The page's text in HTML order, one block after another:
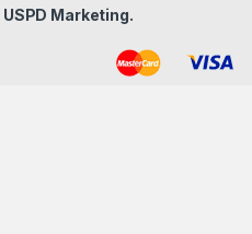
USPD Marketing.